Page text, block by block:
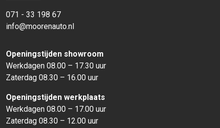
071 - 33 198 67
info@moorenauto.nl
Openingstijden showroom
Werkdagen 08.00 – 17.30 uur
Zaterdag 08.30 – 16.00 uur
Openingstijden werkplaats
Werkdagen 08.00 – 17.00 uur
Zaterdag 08.30 – 12.00 uur